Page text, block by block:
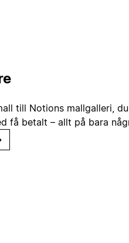
till Notions mallgalleri,
få betalt – allt på bara